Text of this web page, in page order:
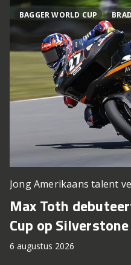
BAGGER WORLD CUP
Jong Amerikaans talent
Max Toth
Cup op Silverstone
6 augustus 2026